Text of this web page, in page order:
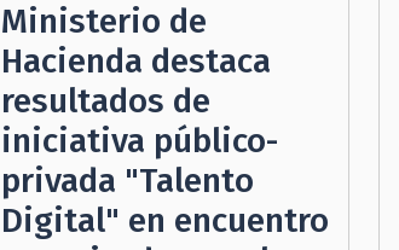
Ministerio de
Hacienda destaca
resultados de
iniciativa público-
privada "Talento
Digital" en encuentro